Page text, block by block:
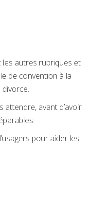
les autres rubriques et
de convention à la
attendre, avant d’avoir
pour aider les